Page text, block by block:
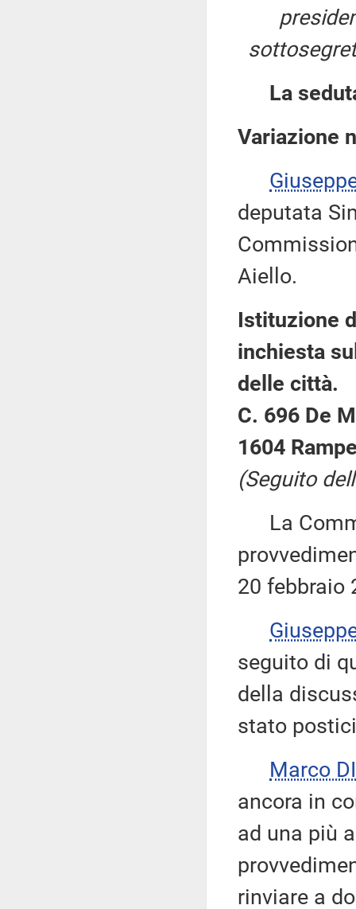
La
Variazione
deputata
Aiello.
Istituzione
inchiesta
delle città.
C. 696 De
1604
(Seguito
La
20 febbraio
seguito di
della
stato
Marco
ancora in
ad una più
rinviare a